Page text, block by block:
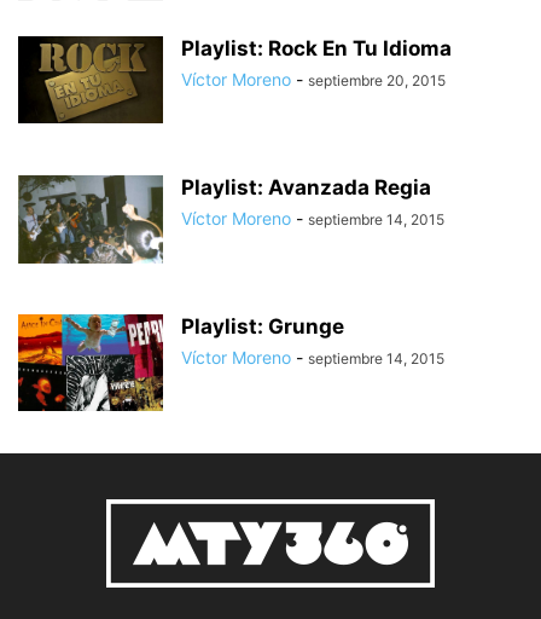
Playlist: Rock En Tu Idioma
Víctor Moreno - septiembre 20, 2015
Playlist: Avanzada Regia
Víctor Moreno - septiembre 14, 2015
Playlist: Grunge
Víctor Moreno - septiembre 14, 2015